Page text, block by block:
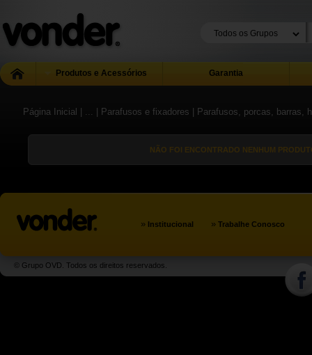
Produtos e Acessórios Garantia
Página Inicial | ... | Parafusos e fixadores | Parafusos, porcas, barras,
NÃO FOI ENCONTRADO NENHUM
» Institucional » Trabalhe Conosco
© Grupo OVD. Todos os direitos reservados.